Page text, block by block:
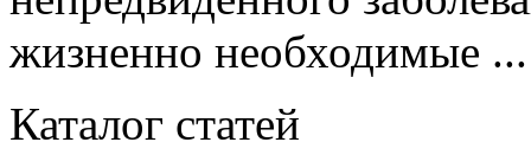
жизненно необходимые ...
Каталог статей